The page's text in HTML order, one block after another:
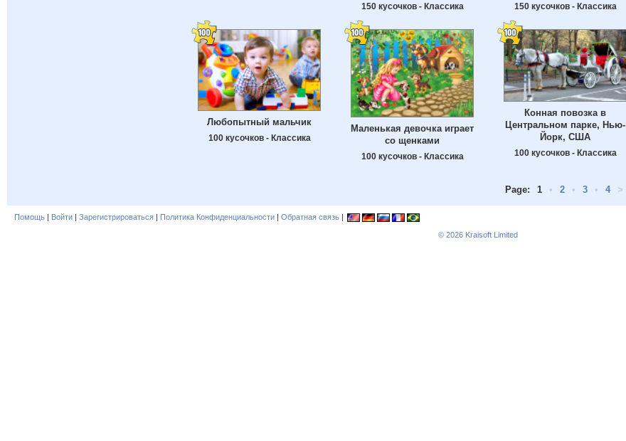
150 кусочков - Классика 150 кусочков - Классика
Любопытный мальчик
100 кусочков - Классика
Маленькая девочка играет
со щенками
100 кусочков - Классика
Конная повозка в
Центральном парке, Нью-
Йорк, США
100 кусочков - Классика
Page: 1 • 2 • 3 • 4 >
Помощь | Войти | Зарегистрироваться | Политика Конфиденциальности | Обратная связь |
© 2026 Kraisoft Limited